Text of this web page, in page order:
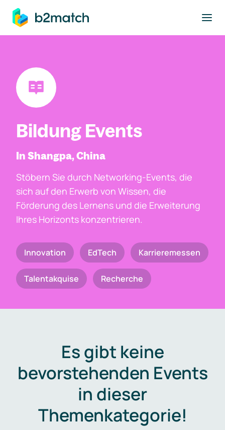
springen
Bildung Events
In Shangpa, China
Stöbern Sie durch Networking-Events, die
sich auf den Erwerb von Wissen, die
Förderung des Lernens und die Erweiterung
Ihres Horizonts konzentrieren.
Innovation EdTech Karrieremessen
Talentakquise Recherche
Es gibt keine
bevorstehenden Events
in dieser
Themenkategorie!